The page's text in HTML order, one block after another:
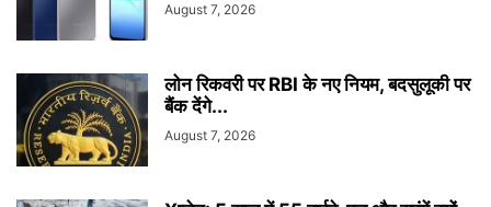
August 7, 2026
लोन रिकवरी पर RBI के नए नियम, बदसुलूकी पर
बैंक देंगे...
August 7, 2026